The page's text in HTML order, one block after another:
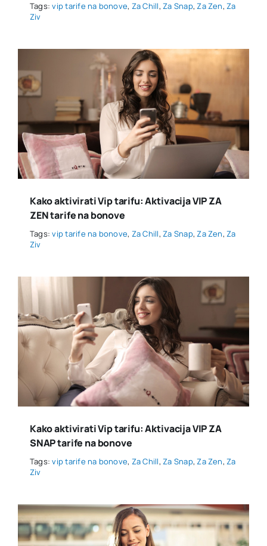
Tags:vip tarife na bonove, Za Chill,Za Snap,Za Zen,Za
Ziv
Kako aktivirati Vip tarifu: Aktivacija VIP ZA
ZEN tarife na bonove
Tags:vip tarife na bonove, Za Chill,Za Snap,Za Zen,Za
Ziv
Kako aktivirati Vip tarifu: Aktivacija VIP ZA
SNAP tarife na bonove
Tags:vip tarife na bonove, Za Chill,Za Snap,Za Zen,Za
Ziv